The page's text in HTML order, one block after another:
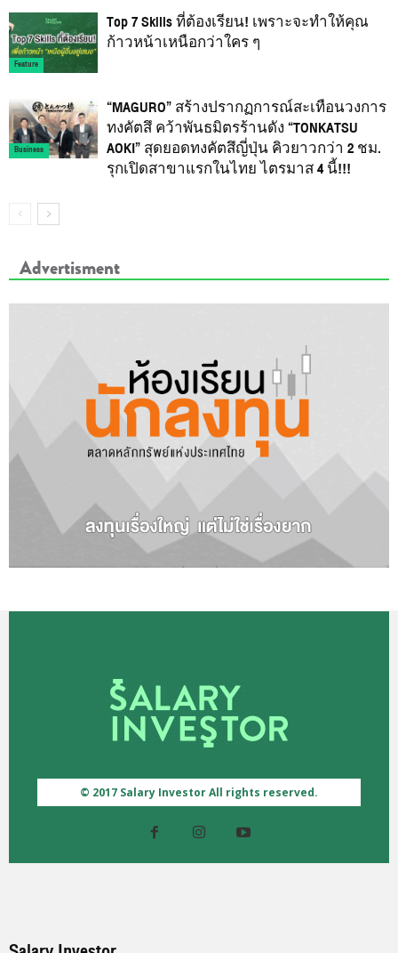
Feature
Top 7 Skills ที่ต้องเรียน! เพราะจะทำให้คุณ
ก้าวหน้าเหนือกว่าใคร ๆ
Business
“MAGURO” สร้างปรากฏการณ์สะเทือนวงการ
ทงคัตสึ คว้าพันธมิตรร้านดัง “TONKATSU
AOKI” สุดยอดทงคัตสึญี่ปุ่น คิวยาวกว่า 2 ชม.
รุกเปิดสาขาแรกในไทย ไตรมาส 4 นี้!!!
Advertisment
© 2017 Salary Investor All rights reserved.